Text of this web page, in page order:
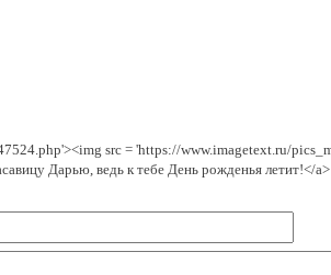
src = 'https://www.imagetext.ru/
Дарью, ведь к тебе День рожденья летит!</a>